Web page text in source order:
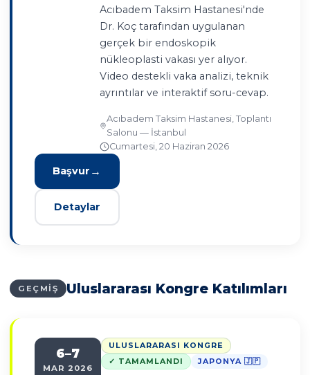
Acıbadem Taksim Hastanesi'nde
Dr. Koç tarafından uygulanan
gerçek bir endoskopik
nükleoplasti vakası yer alıyor.
Video destekli vaka analizi, teknik
ayrıntılar ve interaktif soru-cevap.
Acıbadem Taksim Hastanesi, Toplantı
Salonu — İstanbul
Cumartesi, 20 Haziran 2026
Başvur
Detaylar
GEÇMİŞ Uluslararası Kongre Katılımları
6–7
MAR 2026
ULUSLARARASI KONGRE
✓ TAMAMLANDI
JAPONYA 🇯🇵